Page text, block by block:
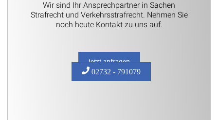
Wir sind Ihr Ansprechpartner in Sachen
Strafrecht und Verkehrsstrafrecht. Nehmen Sie
noch heute Kontakt zu uns auf.
jetzt anfragen
02732 - 791079